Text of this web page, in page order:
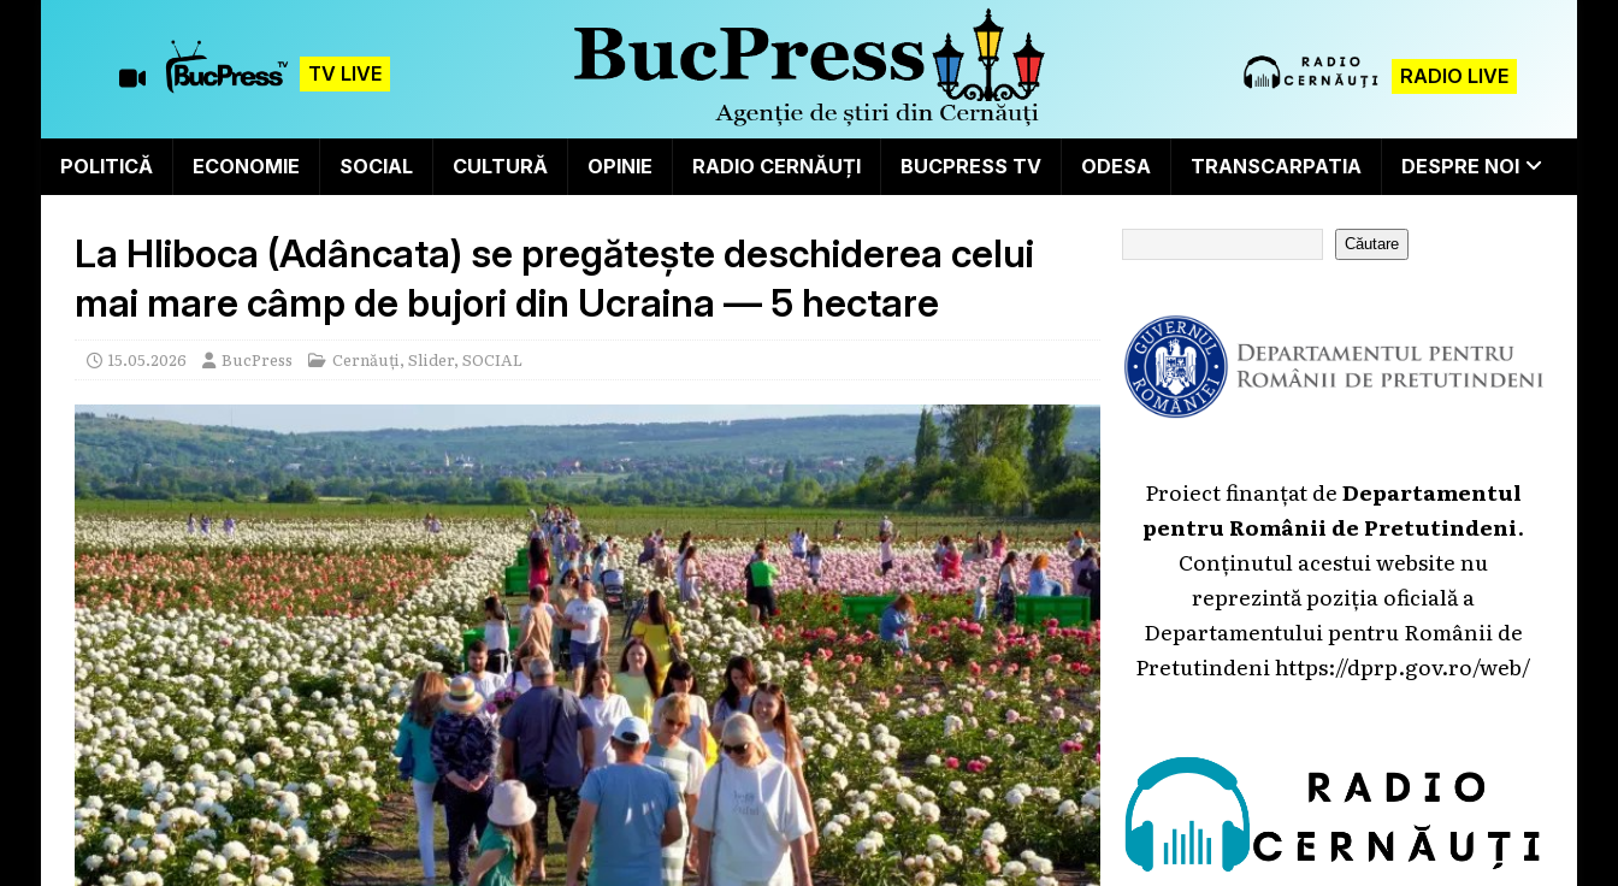
TV LIVE RADIO LIVE
POLITICĂ ECONOMIE SOCIAL CULTURĂ OPINIE RADIO CERNĂUȚI BUCPRESS TV ODESA TRANSCARPATIA DESPRE NOI
La Hliboca (Adâncata) se pregătește deschiderea celui
mai mare câmp de bujori din Ucraina — 5 hectare
15.05.2026 BucPress Cernăuți, Slider, SOCIAL
Căutare
Proiect finanțat deDepartamentul
pentru Românii de Pretutindeni.
Conținutul acestui website nu
reprezintă poziția oficială a
Departamentului pentru Românii de
Pretutindenihttps://dprp.gov.ro/web/